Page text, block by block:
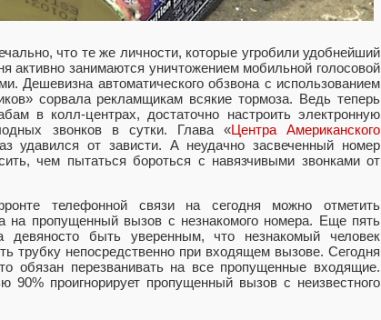
что те же личности, которые угробили удобнейший
активно занимаются уничтожением мобильной голосовой
Дешевизна автоматического обзвона с использованием
сорвала рекламщикам всякие тормоза. Ведь теперь
в колл-центрах, достаточно настроить электронную
звонков в сутки. Глава «Центра Американского
удавился от зависти. А неудачно засвеченный номер
чем пытаться бороться с навязчивыми звонками от
телефонной связи на сегодня можно отметить
на пропущенный вызов с незнакомого номера. Еще пять
быть уверенным, что незнакомый человек
трубку непосредственно при входящем вызове. Сегодня
обязан перезванивать на все пропущенные входящие.
90% проигнорирует пропущенный вызов с неизвестного